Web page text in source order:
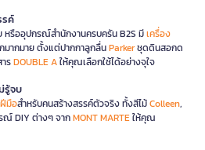
รค์
หรืออุปกรณ์สำนักงานครบครัน B2S มีเครื่อง
มากมาย ตั้งแต่ปากกาลูกลื่นParkerชุดดินสอกด
รDOUBLE Aให้คุณเลือกใช้ได้อย่างจุใจ
รู้จบ
มือสำหรับคนสร้างสรรค์ตัวจริง ทั้งสีไม้Colleen,
ณ์ DIY ต่างๆ จากMONT MARTEให้คุณ